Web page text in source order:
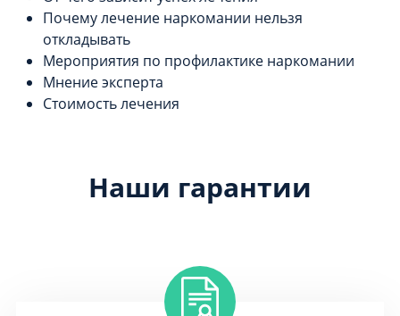
Почему лечение наркомании нельзя
откладывать
Мероприятия по профилактике наркомании
Мнение эксперта
Стоимость лечения
Наши гарантии